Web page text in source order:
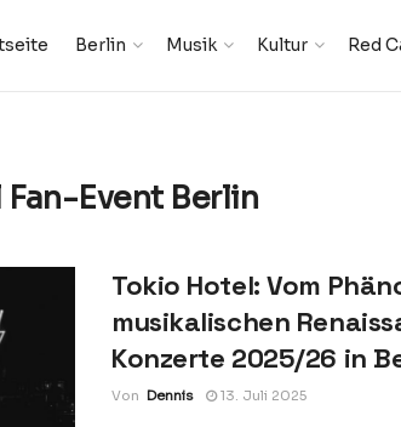
Berlin Musik Kultur Red
Event Berlin
Tokio Hotel: Vom
musikalischen
Konzerte 2025/26 in
Von Dennis 13. Juli 2025